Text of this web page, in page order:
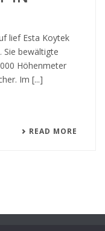
lief Esta Koytek
Sie bewältigte
Höhenmeter
Im [...]
READ MORE